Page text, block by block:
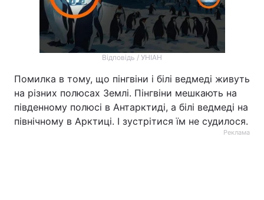
Відповідь / УНІАН
Помилка в тому, що пінгвіни і білі ведмеді живуть
на різних полюсах Землі. Пінгвіни мешкають на
південному полюсі в Антарктиді, а білі ведмеді на
північному в Арктиці. І зустрітися їм не судилося.
Реклама